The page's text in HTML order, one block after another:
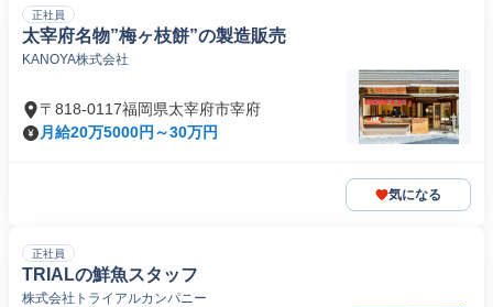
正社員
太宰府名物”梅ヶ枝餅”の製造販売
KANOYA株式会社
〒818-0117福岡県太宰府市宰府
月給20万5000円～30万円
気になる
正社員
TRIALの鮮魚スタッフ
株式会社トライアルカンパニー